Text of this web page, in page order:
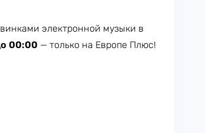
электронной музыки в
00:00 — только на Европе Плюс!​